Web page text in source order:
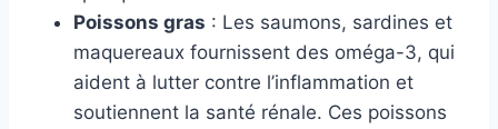
Poissons gras : Les saumons, sardines et
maquereaux fournissent des oméga-3, qui
aident à lutter contre l’inflammation et
soutiennent la santé rénale. Ces poissons